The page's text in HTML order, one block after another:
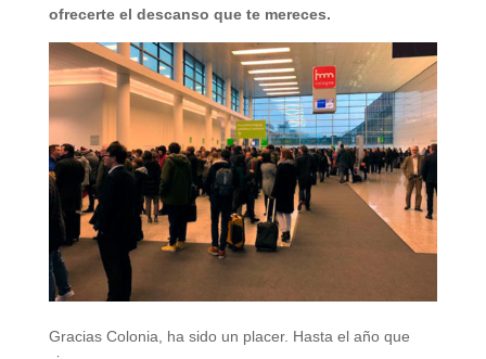
ofrecerte el descanso que te mereces.
Gracias Colonia, ha sido un placer. Hasta el año que